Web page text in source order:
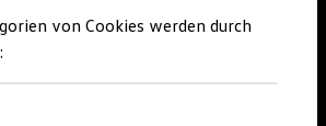
ID Vorteile
Marktplatz
von Cookies werden durch